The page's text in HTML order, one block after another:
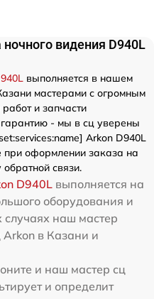
видения D940L
выполняется в нашем
мастерами с огромным
и запчасти
- мы в сц уверены
Arkon D940L
при оформлении заказа на
связи.
D940L выполняется на
оборудования и
случаях наш мастер
Arkon в Казани и
и наш мастер сц
и определит